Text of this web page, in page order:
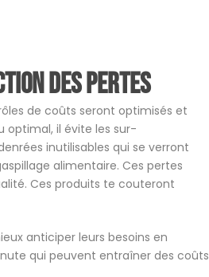
des pertes
de coûts seront optimisés et
optimal, il évite les sur-
inutilisables qui se verront
alimentaire. Ces pertes
Ces produits te couteront
anticiper leurs besoins en
qui peuvent entraîner des coûts